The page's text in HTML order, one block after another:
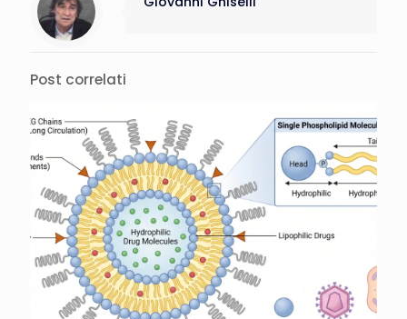
Post correlati